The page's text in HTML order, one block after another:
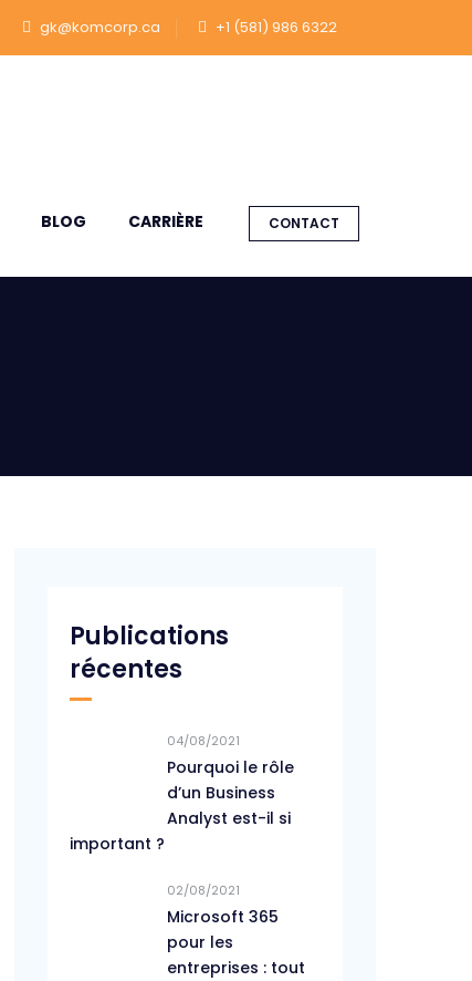
gk@komcorp.ca +1 (581) 986 6322
CONTACT
BLOG CARRIÈRE
Publications
récentes
04/08/2021
Pourquoi le rôle
d’un Business
Analyst est-il si
important ?
02/08/2021
Microsoft 365
pour les
entreprises : tout